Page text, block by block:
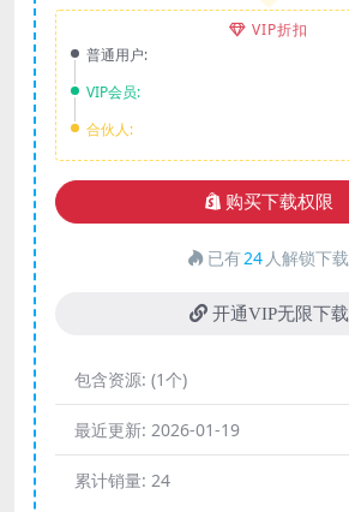
VIP折扣
普通用户:
VIP会员:
合伙人:
购买下载权限
已有24 人解锁下载
开通VIP无限下载
包含资源: (1个)
最近更新: 2026-01-19
累计销量: 24